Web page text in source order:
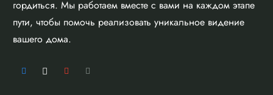
гордиться. Мы работаем вместе с вами на каждом этапе
пути, чтобы помочь реализовать уникальное видение
вашего дома.